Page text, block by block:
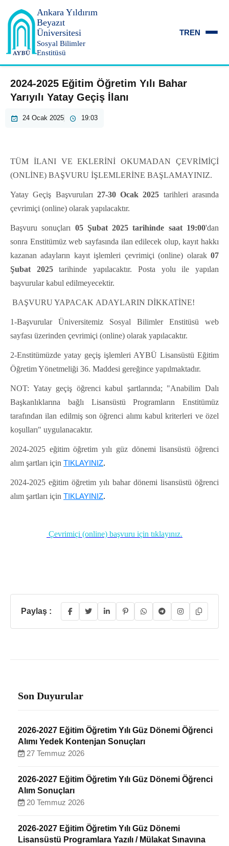
Ankara Yıldırım
Beyazıt
Üniversitesi
Sosyal Bilimler
Enstitüsü
TREN
2024-2025 Eğitim Öğretim Yılı Bahar
Yarıyılı Yatay Geçiş İlanı
24 Ocak 2025 19:03
TÜM İLANI VE EKLERİNİ OKUMADAN ÇEVRİMİÇİ
(ONLİNE) BAŞVURU İŞLEMLERİNE BAŞLAMAYINIZ.
Yatay Geçiş Başvuruları 27-30 Ocak 2025 tarihleri arasında
çevrimiçi (online) olarak yapılacaktır.
Başvuru sonuçları 05 Şubat 2025 tarihinde saat 19:00'dan
sonra Enstitümüz web sayfasında ilan edilecek olup, kayıt hakkı
kazanan adayların kayıt işlemleri çevrimiçi (online) olarak07
Şubat 2025tarihinde yapılacaktır. Posta yolu ile yapılan
başvurular kabul edilmeyecektir.
BAŞVURU YAPACAK ADAYLARIN DİKKATİNE!
1-Başvurular Üniversitemiz Sosyal Bilimler Enstitüsü web
sayfası üzerinden çevrimiçi (online) olarak yapılacaktır.
2-Enstitümüzde yatay geçiş işlemleri AYBÜ Lisansüstü Eğitim
Öğretim Yönetmeliği 36. Maddesi gereğince yapılmaktadır.
NOT: Yatay geçiş öğrenci kabul şartlarında; "Anabilim Dalı
Başkanlıklarına bağlı Lisansüstü Programların Enstitümüz
tarafından ilan edilmiş son öğrenci alımı kabul kriterleri ve özel
koşulları" uygulanacaktır.
2024-2025 eğitim öğretim yılı güz dönemi lisansüstü öğrenci
alım şartları için TIKLAYINIZ.
2024-2025 eğitim öğretim yılı bahar dönemi lisansüstü öğrenci
alım şartları için TIKLAYINIZ.
Çevrimiçi (online) başvuru için tıklayınız.
Paylaş :
Son Duyurular
2026-2027 Eğitim Öğretim Yılı Güz Dönemi Öğrenci
Alımı Yedek Kontenjan Sonuçları
27 Temmuz 2026
2026-2027 Eğitim Öğretim Yılı Güz Dönemi Öğrenci
Alım Sonuçları
20 Temmuz 2026
2026-2027 Eğitim Öğretim Yılı Güz Dönemi
Lisansüstü Programlara Yazılı / Mülakat Sınavına